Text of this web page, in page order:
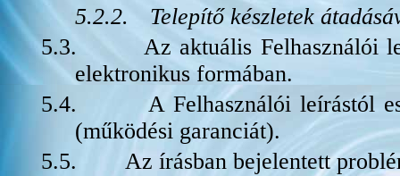
5.2.2.
Telepítő készletek
5.3.
Az aktuális Felhasználói
elektronikus formában.
5.4.
A Felhasználói leírástól
(működési garanciát).
5.5.
Az írásban bejelentett